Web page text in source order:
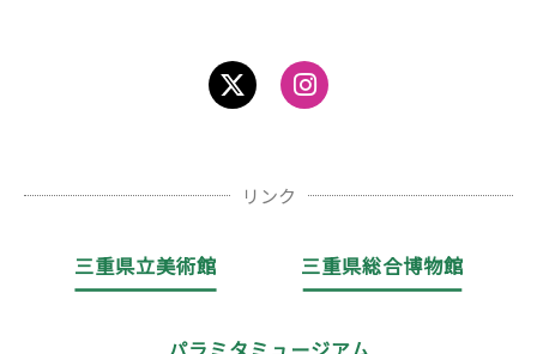
リンク
三重県立美術館 三重県総合博物館